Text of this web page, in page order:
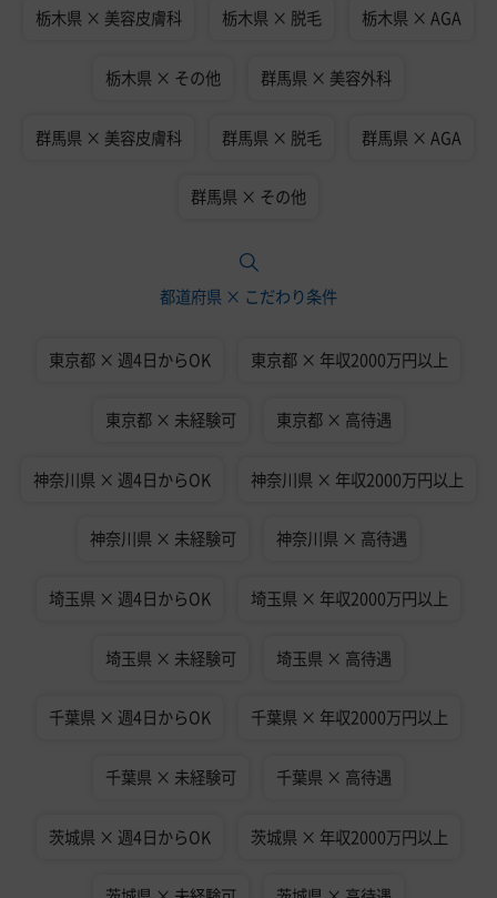
栃木県 × 美容皮膚科 栃木県 × 脱毛 栃木県 × AGA
栃木県 × その他 群馬県 × 美容外科
群馬県 × 美容皮膚科 群馬県 × 脱毛 群馬県 × AGA
群馬県 × その他
都道府県 × こだわり条件
東京都 × 週4日からOK 東京都 × 年収2000万円以上
東京都 × 未経験可 東京都 × 高待遇
神奈川県 × 週4日からOK 神奈川県 × 年収2000万円以上
神奈川県 × 未経験可 神奈川県 × 高待遇
埼玉県 × 週4日からOK 埼玉県 × 年収2000万円以上
埼玉県 × 未経験可 埼玉県 × 高待遇
千葉県 × 週4日からOK 千葉県 × 年収2000万円以上
千葉県 × 未経験可 千葉県 × 高待遇
茨城県 × 週4日からOK 茨城県 × 年収2000万円以上